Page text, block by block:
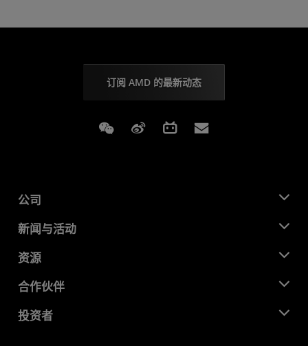
订阅 AMD 的最新动态
Weixin Weibo Bilibili
公司
关于 AMD
企业责任
就业机会
联系我们
新闻与活动
新闻中心
媒体库
资源
开发中心
成功案例
合作伙伴
AMD 合作伙伴中心
投资者